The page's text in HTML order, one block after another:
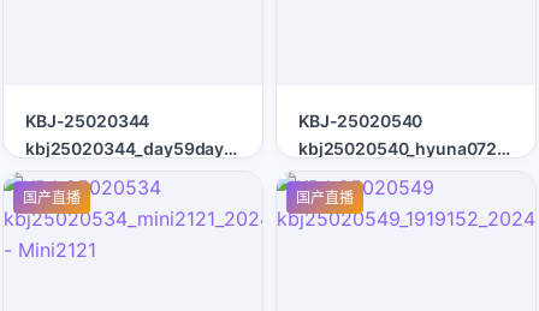
KBJ-25020344
kbj25020344_day59day_20241210
- Day59day
KBJ-25020540
- Hyuna0721
国产直播 国产直播